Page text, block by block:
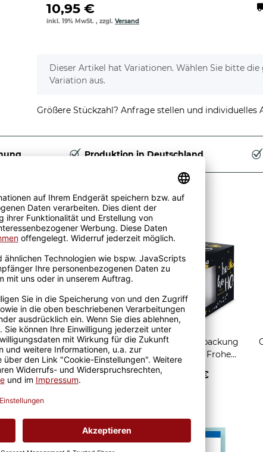
10,95 €
inkl. 19% MwSt. , zzgl. Versand
x
Dieser Artikel hat Variationen. Wählen Sie bitte
Variation aus.
Größere Stückzahl? Anfrage stellen und individuelles
Produktion in Deutschland
Passende Verpackungen
Geschenkverpackung
für Tassen - Frohe
Weihnachten - HO HO
HO - rot
2,95 €
Geschenkverpackung
für Tassen - Frohe
Weihnachten - HO HO
HO - schwarz
2,95 €
Grußkarten zum Verschenken